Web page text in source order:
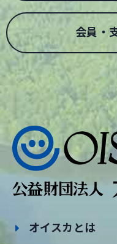
会員・
オイスカとは